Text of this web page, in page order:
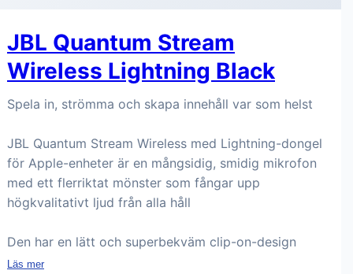
JBL Quantum Stream
Wireless Lightning Black
Spela in, strömma och skapa innehåll var som helst
JBL Quantum Stream Wireless med Lightning-dongel
för Apple-enheter är en mångsidig, smidig mikrofon
med ett flerriktat mönster som fångar upp
högkvalitativt ljud från alla håll
Den har en lätt och superbekväm clip-on-design
Läs mer